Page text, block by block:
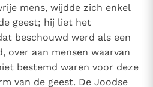
mens, wijdde zich enkel
geest; hij liet het
beschouwd werd als een
over aan mensen waarvan
bestemd waren voor deze
van de geest. De Joodse